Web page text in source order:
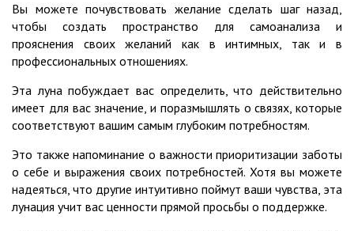
Вы можете почувствовать желание сделать шаг назад,
чтобы создать пространство для самоанализа и
прояснения своих желаний как в интимных, так и в
профессиональных отношениях.
Эта луна побуждает вас определить, что действительно
имеет для вас значение, и поразмышлять о связях, которые
соответствуют вашим самым глубоким потребностям.
Это также напоминание о важности приоритизации заботы
о себе и выражения своих потребностей. Хотя вы можете
надеяться, что другие интуитивно поймут ваши чувства, эта
лунация учит вас ценности прямой просьбы о поддержке.